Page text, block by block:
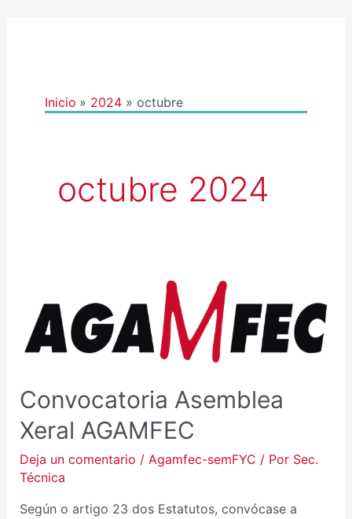
Inicio 2024 octubre
octubre 2024
Convocatoria Asemblea
Xeral AGAMFEC
Deja un comentario / Agamfec-semFYC / Por Sec.
Técnica
Según o artigo 23 dos Estatutos, convócase a
CONVOCATORIA
ASEMBLEA
XERAL
AGAMFEC